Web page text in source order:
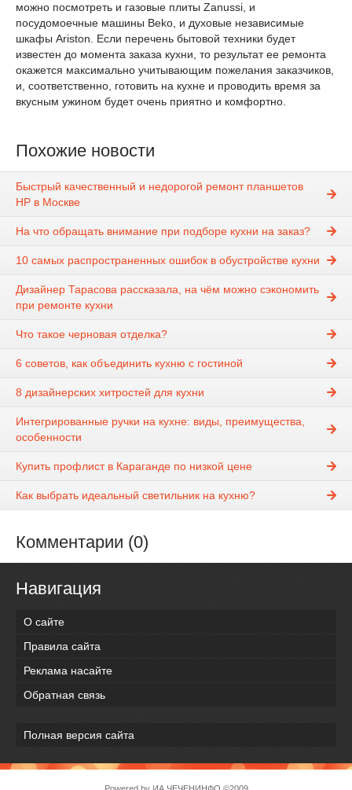
можно посмотреть и газовые плиты Zanussi, и
посудомоечные машины Beko, и духовые независимые
шкафы Ariston. Если перечень бытовой техники будет
известен до момента заказа кухни, то результат ее ремонта
окажется максимально учитывающим пожелания заказчиков,
и, соответственно, готовить на кухне и проводить время за
вкусным ужином будет очень приятно и комфортно.
Похожие новости
Быстрый качественный и недорогой ремонт планшетов
HP в Москве
На что обращать внимание при подборе кухни на заказ?
10 самых распространенных ошибок в обустройстве кухни
Дизайнер Тарасова рассказала, на чём можно сэкономить
при ремонте кухни
Что такое черновая отделка?
6 советов, как объединить кухню с гостиной
8 дизайнерских хитростей для кухни
Интегрированные ручки на кухне: виды, преимущества,
особенности
Купить профлист в Караганде по низкой цене
Как выбрать идеальный светильник на кухню?
Комментарии (0)
Навигация
О сайте
Правила сайта
Реклама насайте
Обратная связь
Полная версия сайта
Powered by ИА ЧЕЧЕНИНФО ©2009